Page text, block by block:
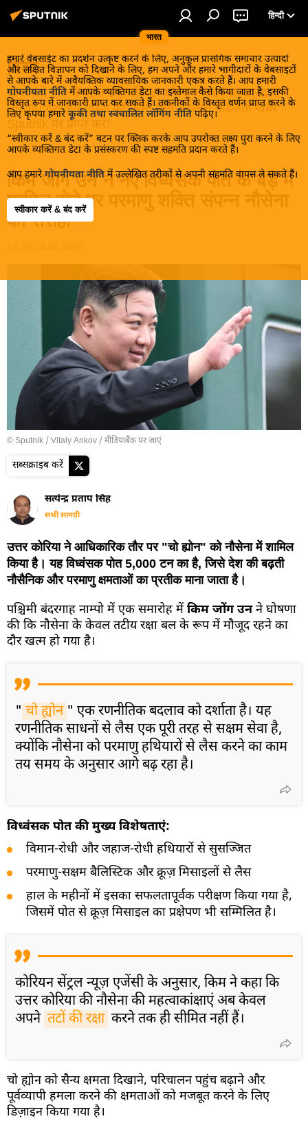
भारत
हिन्दी
हमारे वेबसाईट का प्रदर्शन उत्कृष्ट करने के लिए, अनुकूल प्रासंगिक समाचार उत्पादों
और लक्षित विज्ञापन को दिखाने के लिए, हम अपने और हमारे भागीदारों के वेबसाइटों
से आपके बारे में अवैयक्तिक व्यावसायिक जानकारी एकत्र करते हैं। आप हमारी
गोपनीयता नीति में आपके व्यक्तिगत डेटा का इस्तेमाल कैसे किया जाता है, इसकी
विस्तृत रूप में जानकारी प्राप्त कर सकते हैं। तकनीकों के विस्तृत वर्णन प्राप्त करने के
लिए कृपया हमारे कूकी तथा स्वचालित लॉगिंग नीति पढ़िए।
“स्वीकार करें & बंद करें” बटन पर क्लिक करके आप उपरोक्त लक्ष्य पुरा करने के लिए
आपके व्यक्तिगत डेटा के प्रसंस्करण की स्पष्ट सहमति प्रदान करते हैं।
आप हमारे गोपनीयता नीति में उल्लेखित तरीकों से अपनी सहमति वापस ले सकते हैं।
स्वीकार करें & बंद करें
विश्व
खबरें ठंडे होने से पहले इन्हें पढ़िए, जानिए और इनका आनंद
लीजिए। देश और विदेश की गरमा गरम तड़कती फड़कती खबरें
Sputnik पर प्राप्त करें!
किम जोंग उन ने नए विध्वंसक पोत के बेड़े में
शामिल होने पर परमाणु शक्ति संपन्न नौसेना
को सराहा
© Sputnik / Vitaly Ankov /मीडियाबैंक पर जाएं
सब्सक्राइब करें
सत्येन्द्र प्रताप सिंह
सभी सामग्री
उत्तर कोरिया ने आधिकारिक तौर पर "चो ह्योन" को नौसेना में शामिल
किया है। यह विध्वंसक पोत 5,000 टन का है, जिसे देश की बढ़ती
नौसैनिक और परमाणु क्षमताओं का प्रतीक माना जाता है।
पश्चिमी बंदरगाह नाम्पो में एक समारोह में किम जोंग उनने घोषणा
की कि नौसेना के केवल तटीय रक्षा बल के रूप में मौजूद रहने का
दौर खत्म हो गया है।
" चो ह्योन " एक रणनीतिक बदलाव को दर्शाता है। यह
रणनीतिक साधनों से लैस एक पूरी तरह से सक्षम सेवा है,
क्योंकि नौसेना को परमाणु हथियारों से लैस करने का काम
तय समय के अनुसार आगे बढ़ रहा है।
विध्वंसक पोत की मुख्य विशेषताएं:
विमान-रोधी और जहाज-रोधी हथियारों से सुसज्जित
परमाणु-सक्षम बैलिस्टिक और क्रूज़ मिसाइलों से लैस
हाल के महीनों में इसका सफलतापूर्वक परीक्षण किया गया है,
जिसमें पोत से क्रूज़ मिसाइल का प्रक्षेपण भी सम्मिलित है।
कोरियन सेंट्रल न्यूज़ एजेंसी के अनुसार, किम ने कहा कि
उत्तर कोरिया की नौसेना की महत्वाकांक्षाएं अब केवल
अपने तटों की रक्षा करने तक ही सीमित नहीं हैं।
चो ह्योन को सैन्य क्षमता दिखाने, परिचालन पहुंच बढ़ाने और
पूर्वव्यापी हमला करने की क्षमताओं को मजबूत करने के लिए
डिज़ाइन किया गया है।